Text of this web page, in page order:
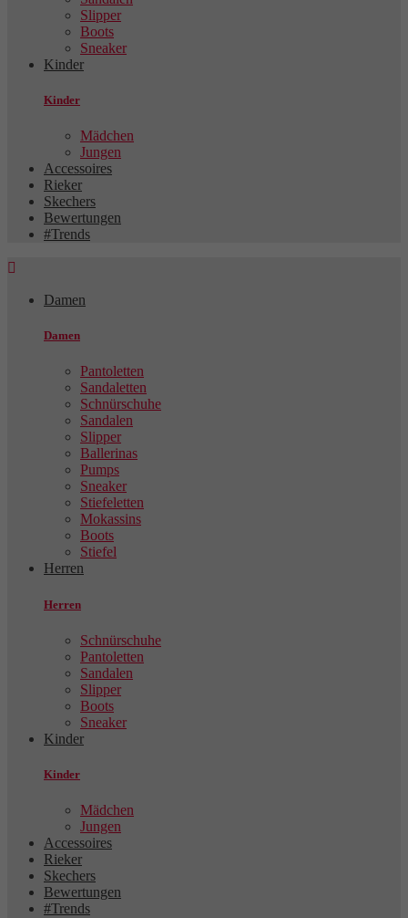
Slipper
Boots
Sneaker
Kinder
Kinder
Mädchen
Jungen
Accessoires
Rieker
Skechers
Bewertungen
#Trends

Damen
Damen
Pantoletten
Sandaletten
Schnürschuhe
Sandalen
Slipper
Ballerinas
Pumps
Sneaker
Stiefeletten
Mokassins
Boots
Stiefel
Herren
Herren
Schnürschuhe
Pantoletten
Sandalen
Slipper
Boots
Sneaker
Kinder
Kinder
Mädchen
Jungen
Accessoires
Rieker
Skechers
Bewertungen
#Trends